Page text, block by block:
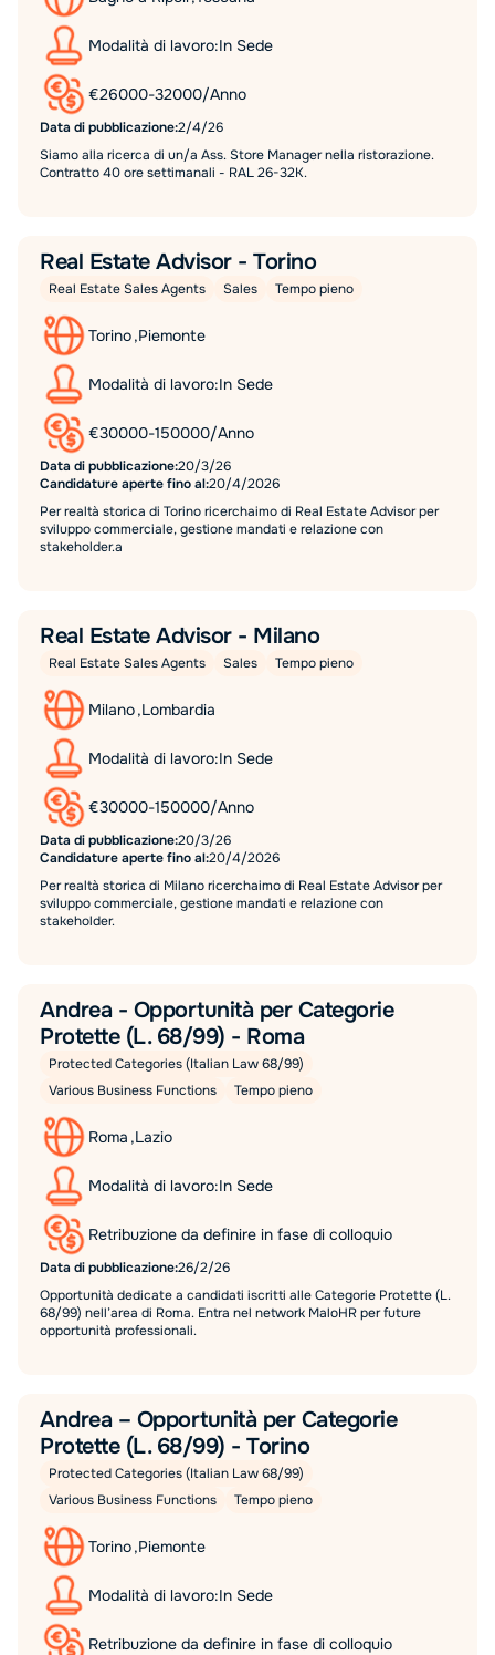
Modalità di lavoro:In Sede
€26000-32000/Anno
Data di pubblicazione:2/4/26
Siamo alla ricerca di un/a Ass. Store Manager nella ristorazione.
Contratto 40 ore settimanali - RAL 26-32K.
Real Estate Advisor - Torino
Real Estate Sales Agents Sales Tempo pieno
Torino,Piemonte
Modalità di lavoro:In Sede
€30000-150000/Anno
Data di pubblicazione:20/3/26
Candidature aperte fino al:20/4/2026
Per realtà storica di Torino ricerchaimo di Real Estate Advisor per
sviluppo commerciale, gestione mandati e relazione con
stakeholder.a
Real Estate Advisor - Milano
Real Estate Sales Agents Sales Tempo pieno
Milano,Lombardia
Modalità di lavoro:In Sede
€30000-150000/Anno
Data di pubblicazione:20/3/26
Candidature aperte fino al:20/4/2026
Per realtà storica di Milano ricerchaimo di Real Estate Advisor per
sviluppo commerciale, gestione mandati e relazione con
stakeholder.
Andrea - Opportunità per Categorie
Protette (L. 68/99) - Roma
Protected Categories (Italian Law 68/99)
Various Business Functions
Tempo pieno
Roma ,Lazio
Modalità di lavoro:In Sede
Retribuzione da definire in fase di colloquio
Data di pubblicazione:26/2/26
Opportunità dedicate a candidati iscritti alle Categorie Protette (L.
68/99) nell’area di Roma. Entra nel network MaloHR per future
opportunità professionali.
Andrea – Opportunità per Categorie
Protette (L. 68/99) - Torino
Protected Categories (Italian Law 68/99)
Various Business Functions
Tempo pieno
Torino,Piemonte
Modalità di lavoro:In Sede
Retribuzione da definire in fase di colloquio